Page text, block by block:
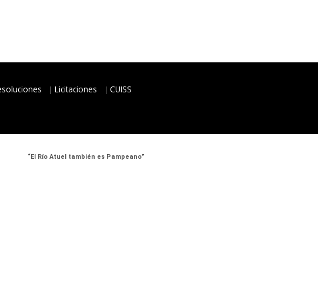
Licitaciones
CUISS
“El Río Atuel también es Pampeano”